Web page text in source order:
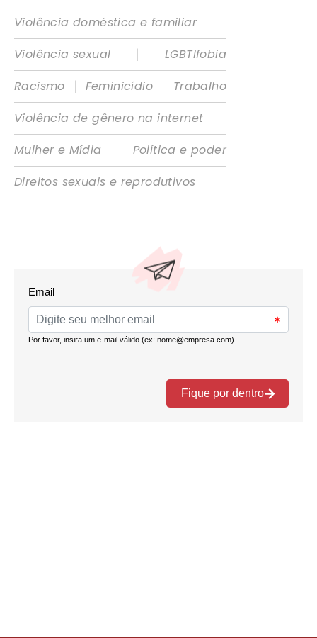
Violência doméstica e familiar
Violência sexual
|
LGBTIfobia
Racismo
| Feminicídio |
Trabalho
Violência de gênero na internet
Mulher e Mídia
|
Política e poder
Direitos sexuais e reprodutivos